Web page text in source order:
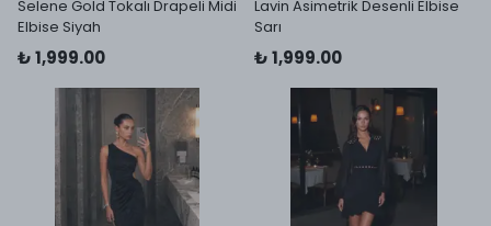
Selene Gold Tokalı Drapeli Midi
Elbise Siyah
₺ 1,999.00
Lavin Asimetrik Desenli Elbise
Sarı
₺ 1,999.00